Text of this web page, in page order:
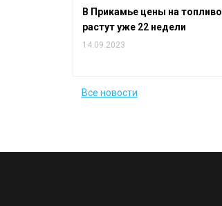
В Прикамье цены на топливо
растут уже 22 недели
14.09.2023
Все новости